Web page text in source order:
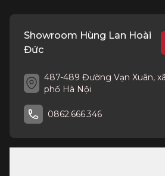
Showroom Hùng Lan Hoài
Đức
487-489 Đường Vạn Xuân,
phố Hà Nội
0862.666.346